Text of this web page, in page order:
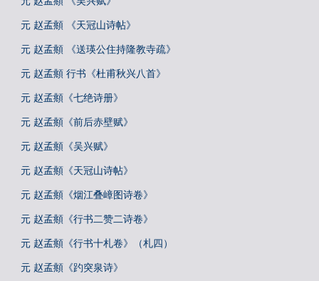
元 赵孟頫 《天冠山诗帖》
元 赵孟頫 《送瑛公住持隆教寺疏》
元 赵孟頫 行书《杜甫秋兴八首》
元 赵孟頫《七绝诗册》
元 赵孟頫《前后赤壁赋》
元 赵孟頫《吴兴赋》
元 赵孟頫《天冠山诗帖》
元 赵孟頫《烟江叠嶂图诗卷》
元 赵孟頫《行书二赞二诗卷》
元 赵孟頫《行书十札卷》（札四）
元 赵孟頫《趵突泉诗》